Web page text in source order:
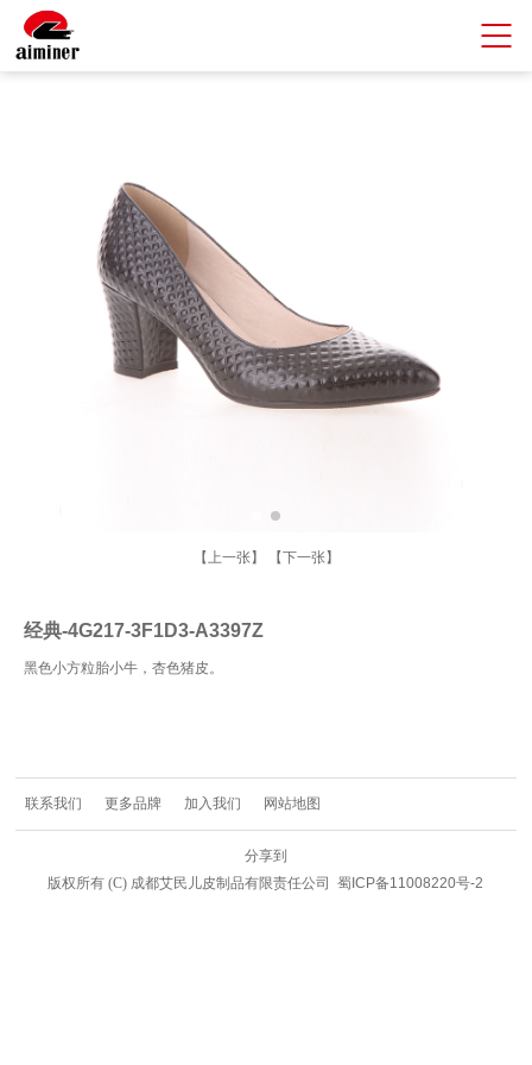
【上一张】 【下一张】
经典-4G217-3F1D3-A3397Z
黑色小方粒胎小牛，杏色猪皮。
联系我们 更多品牌 加入我们 网站地图
分享到
版权所有(C) 成都艾民儿皮制品有限责任公司蜀ICP备11008220号-2